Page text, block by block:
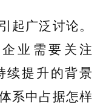
起广泛讨论。
业需要关注
续提升的背景
系中占据怎样